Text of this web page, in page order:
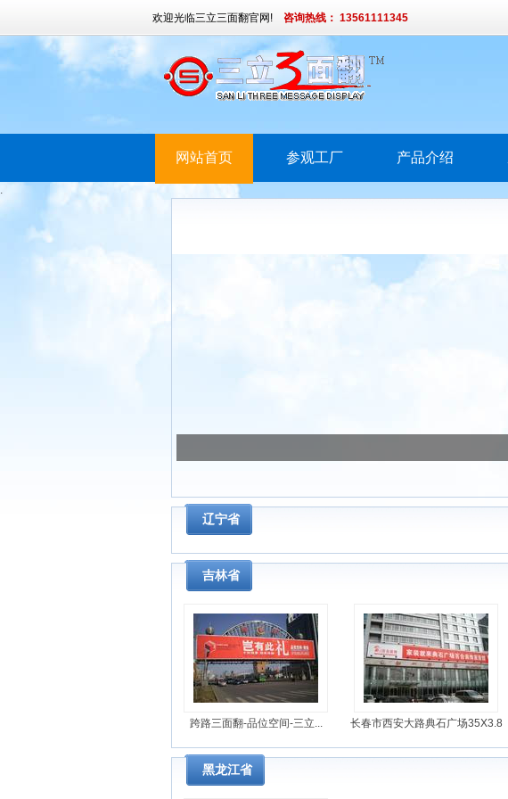
欢迎光临三立三面翻官网! 咨询热线： 13561111345
网站首页 参观工厂 产品介绍
.
辽宁省
吉林省
跨路三面翻-品位空间-三立... 长春市西安大路典石广场35X3.8
黑龙江省